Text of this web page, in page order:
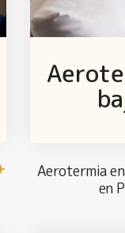
Aerotermia
en